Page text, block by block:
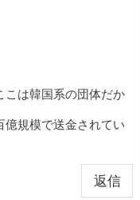
こは韓国系の団体だか
億規模で送金されてい
返信